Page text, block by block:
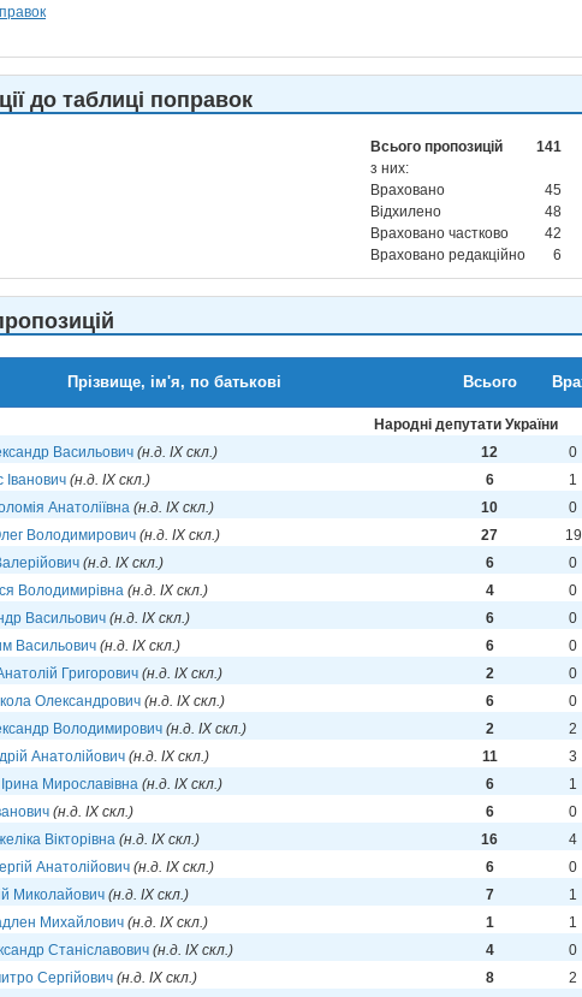
до таблиці поправок
Всього пропозицій
141
з них:
Враховано
45
Відхилено
48
Враховано частково
42
Враховано редакційно
6
Прізвище, ім'я, по батькові Всього
Народні депутати України
Васильович (н.д. IX скл.) 12 0
Іванович (н.д. IX скл.) 6 1
Анатоліївна (н.д. IX скл.) 10 0
Володимирович (н.д. IX скл.) 27 19
(н.д. IX скл.) 6 0
Володимирівна (н.д. IX скл.) 4 0
Васильович (н.д. IX скл.) 6 0
Васильович (н.д. IX скл.) 6 0
Григорович (н.д. IX скл.) 2 0
Олександрович (н.д. IX скл.) 6 0
Володимирович (н.д. IX скл.) 2 2
Анатолійович (н.д. IX скл.) 11 3
Мирославівна (н.д. IX скл.) 6 1
(н.д. IX скл.) 6 0
Вікторівна (н.д. IX скл.) 16 4
Анатолійович (н.д. IX скл.) 6 0
Миколайович (н.д. IX скл.) 7 1
Михайлович (н.д. IX скл.) 1 1
Станіславович (н.д. IX скл.) 4 0
Сергійович (н.д. IX скл.) 8 2